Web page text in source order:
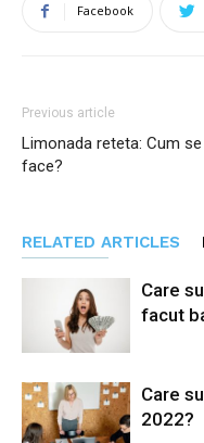
Facebook
Previous article
Limonada reteta: Cum se
face?
RELATED ARTICLES
Care
facut
Care
2022?